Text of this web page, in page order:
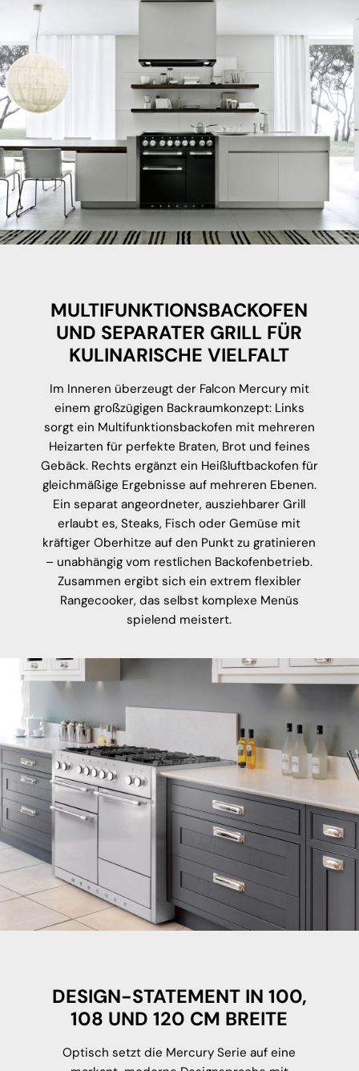
MULTIFUNKTIONSBACKOFEN
UND SEPARATER GRILL FÜR
KULINARISCHE VIELFALT
Im Inneren überzeugt der Falcon Mercury mit
einem großzügigen Backraumkonzept: Links
sorgt ein Multifunktionsbackofen mit mehreren
Heizarten für perfekte Braten, Brot und feines
Gebäck. Rechts ergänzt ein Heißluftbackofen für
gleichmäßige Ergebnisse auf mehreren Ebenen.
Ein separat angeordneter, ausziehbarer Grill
erlaubt es, Steaks, Fisch oder Gemüse mit
kräftiger Oberhitze auf den Punkt zu gratinieren
– unabhängig vom restlichen Backofenbetrieb.
Zusammen ergibt sich ein extrem flexibler
Rangecooker, das selbst komplexe Menüs
spielend meistert.
DESIGN-STATEMENT IN 100,
108 UND 120 CM BREITE
Optisch setzt die Mercury Serie auf eine